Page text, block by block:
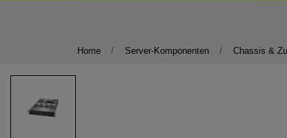
Home Server-Komponenten Chassis &